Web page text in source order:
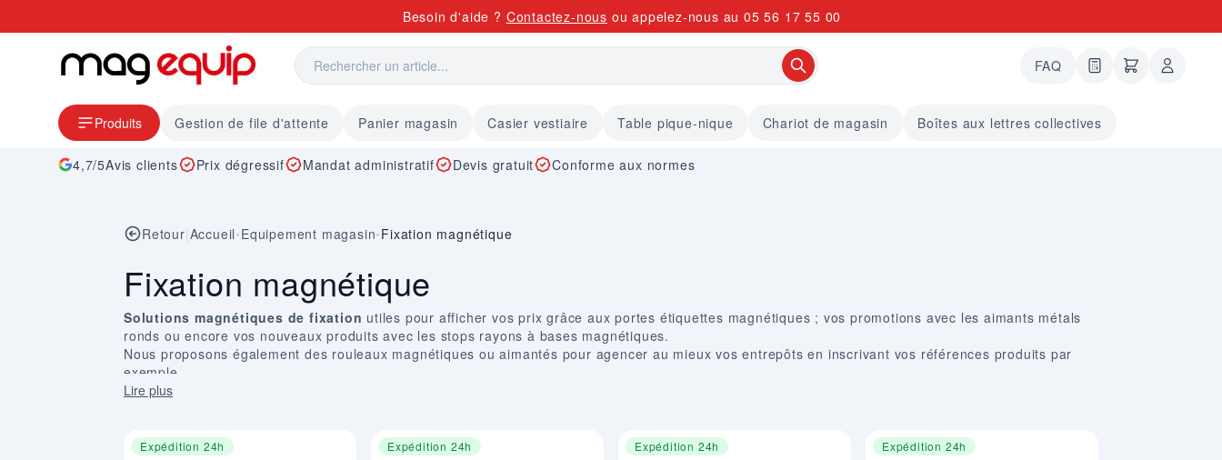
Besoin d'aide ? Contactez-nous ou appelez-nous au 05 56 17 55 00
FAQ 0 articles dans le
undefined
Produits Gestion de file d'attente Panier magasin Casier vestiaire Table pique-nique Chariot de magasin Boîtes aux lettres collectives
4,7/5Avis clients Prix dégressif Mandat administratif Devis gratuit Conforme aux normes
Retour|Accueil•Equipement magasin•Fixation magnétique
Fixation magnétique
Solutions magnétiques de fixation utiles pour afficher vos prix grâce auxportes étiquettes magnétiques ; vos promotions avec les aimants métals
ronds ou encore vos nouveaux produits avec les stops rayons à bases magnétiques.
Nous proposons également des rouleaux magnétiques ou aimantés pour agencer au mieux vos entrepôts en inscrivant vos références produits par
exemple.
Lire plus
Expédition 24h Expédition 24h Expédition 24h Expédition 24h